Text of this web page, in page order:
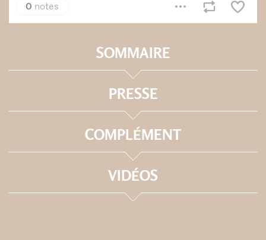
SOMMAIRE
PRESSE
COMPLÉMENT
VIDÉOS